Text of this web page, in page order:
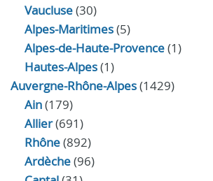
Vaucluse(30)
Alpes-Maritimes(5)
Alpes-de-Haute-Provence(1)
Hautes-Alpes(1)
Auvergne-Rhône-Alpes(1429)
Ain(179)
Allier(691)
Rhône(892)
Ardèche(96)